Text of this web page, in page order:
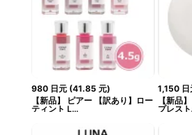
980 日元(41.85 元)
【新品】 ピアー 【訳あり】ロー
ティント L...
1,150
【新品
プレス